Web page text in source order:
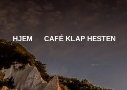
HJEM CAFÉ KLAP HESTEN